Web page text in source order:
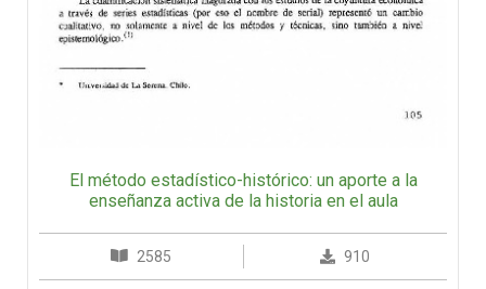
El método estadístico-histórico: un aporte a la
enseñanza activa de la historia en el aula
2585 910